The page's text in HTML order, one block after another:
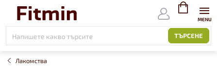
съдържанието
ТЪРСЕНЕ
ВИЖ
Лакомства